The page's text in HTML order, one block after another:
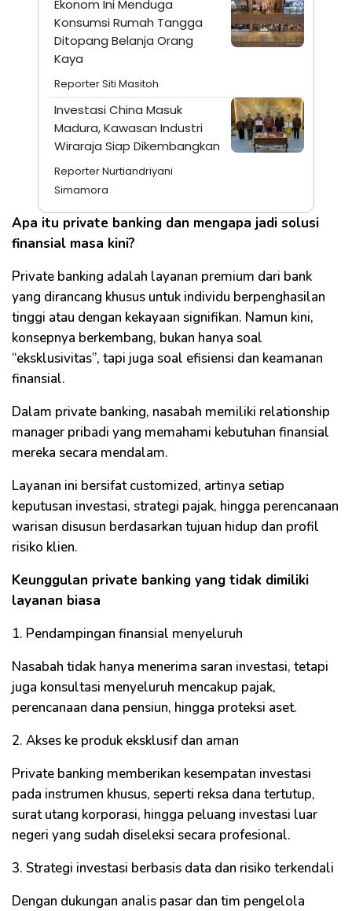
Ekonom Ini Menduga
Konsumsi Rumah Tangga
Ditopang Belanja Orang
Kaya
Reporter Siti Masitoh
Investasi China Masuk
Madura, Kawasan Industri
Wiraraja Siap Dikembangkan
Reporter Nurtiandriyani
Simamora
Apa itu private banking dan mengapa jadi solusi
finansial masa kini?
Private banking adalah layanan premium dari bank
yang dirancang khusus untuk individu berpenghasilan
tinggi atau dengan kekayaan signifikan. Namun kini,
konsepnya berkembang, bukan hanya soal
“eksklusivitas”, tapi juga soal efisiensi dan keamanan
finansial.
Dalam private banking, nasabah memiliki relationship
manager pribadi yang memahami kebutuhan finansial
mereka secara mendalam.
Layanan ini bersifat customized, artinya setiap
keputusan investasi, strategi pajak, hingga perencanaan
warisan disusun berdasarkan tujuan hidup dan profil
risiko klien.
Keunggulan private banking yang tidak dimiliki
layanan biasa
1. Pendampingan finansial menyeluruh
Nasabah tidak hanya menerima saran investasi, tetapi
juga konsultasi menyeluruh mencakup pajak,
perencanaan dana pensiun, hingga proteksi aset.
2. Akses ke produk eksklusif dan aman
Private banking memberikan kesempatan investasi
pada instrumen khusus, seperti reksa dana tertutup,
surat utang korporasi, hingga peluang investasi luar
negeri yang sudah diseleksi secara profesional.
3. Strategi investasi berbasis data dan risiko terkendali
Dengan dukungan analis pasar dan tim pengelola